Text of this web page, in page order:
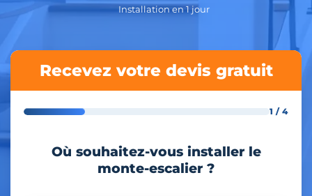
Installation en 1 jour
Recevez votre devis gratuit
1 / 4
Où souhaitez-vous installer le
monte-escalier ?